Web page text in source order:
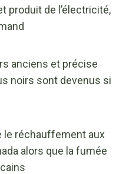
produit de l’électricité,
anciens et précise
noirs sont devenus si
le réchauffement aux
alors que la fumée